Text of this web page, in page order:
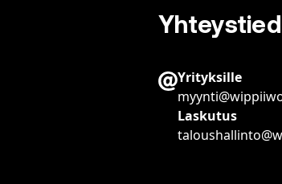
Yrityksille
Laskutus